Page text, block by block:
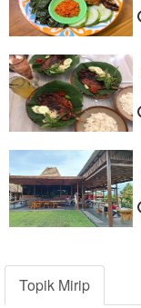
Topik Mirip